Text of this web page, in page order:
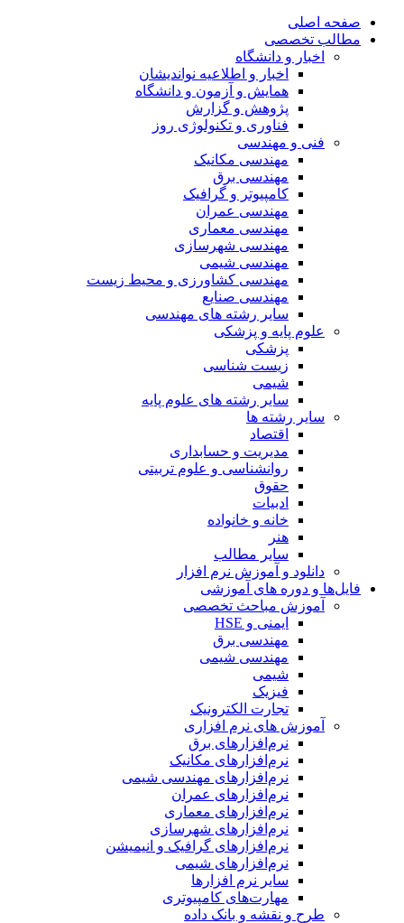
صفحه اصلی
مطالب تخصصی
اخبار و دانشگاه
اخبار و اطلاعیه نواندیشان
همایش و آزمون و دانشگاه
پژوهش و گزارش
فناوری و تکنولوژی روز
فنی و مهندسی
مهندسی مکانیک
مهندسی برق
کامپیوتر و گرافیک
مهندسی عمران
مهندسی معماری
مهندسی شهرسازی
مهندسی شیمی
مهندسی کشاورزی و محیط زیست
مهندسی صنایع
سایر رشته های مهندسی
علوم پایه و پزشکی
پزشکی
زیست شناسی
شیمی
سایر رشته های علوم پایه
سایر رشته ها
اقتصاد
مدیریت و حسابداری
روانشناسی و علوم تربیتی
حقوق
ادبیات
خانه و خانواده
هنر
سایر مطالب
دانلود و آموزش نرم افزار
فایل‌ها و دوره های آموزشی
آموزش مباحث تخصصی
ایمنی و HSE
مهندسی برق
مهندسی شیمی
شیمی
فیزیک
تجارت الکترونیک
آموزش های نرم افزاری
نرم‌افزارهای برق
نرم‌افزارهای مکانیک
نرم‌افزارهای مهندسی شیمی
نرم‌افزارهای عمران
نرم‌افزارهای معماری
نرم‌افزارهای شهرسازی
نرم‌افزارهای گرافیک و انیمیشن
نرم‌افزارهای شیمی
سایر نرم افزارها
مهارت‌های کامپیوتری
طرح و نقشه و بانک داده